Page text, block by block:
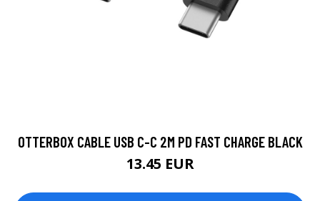
OTTERBOX CABLE USB C-C 2M PD FAST CHARGE BLACK
13.45 EUR